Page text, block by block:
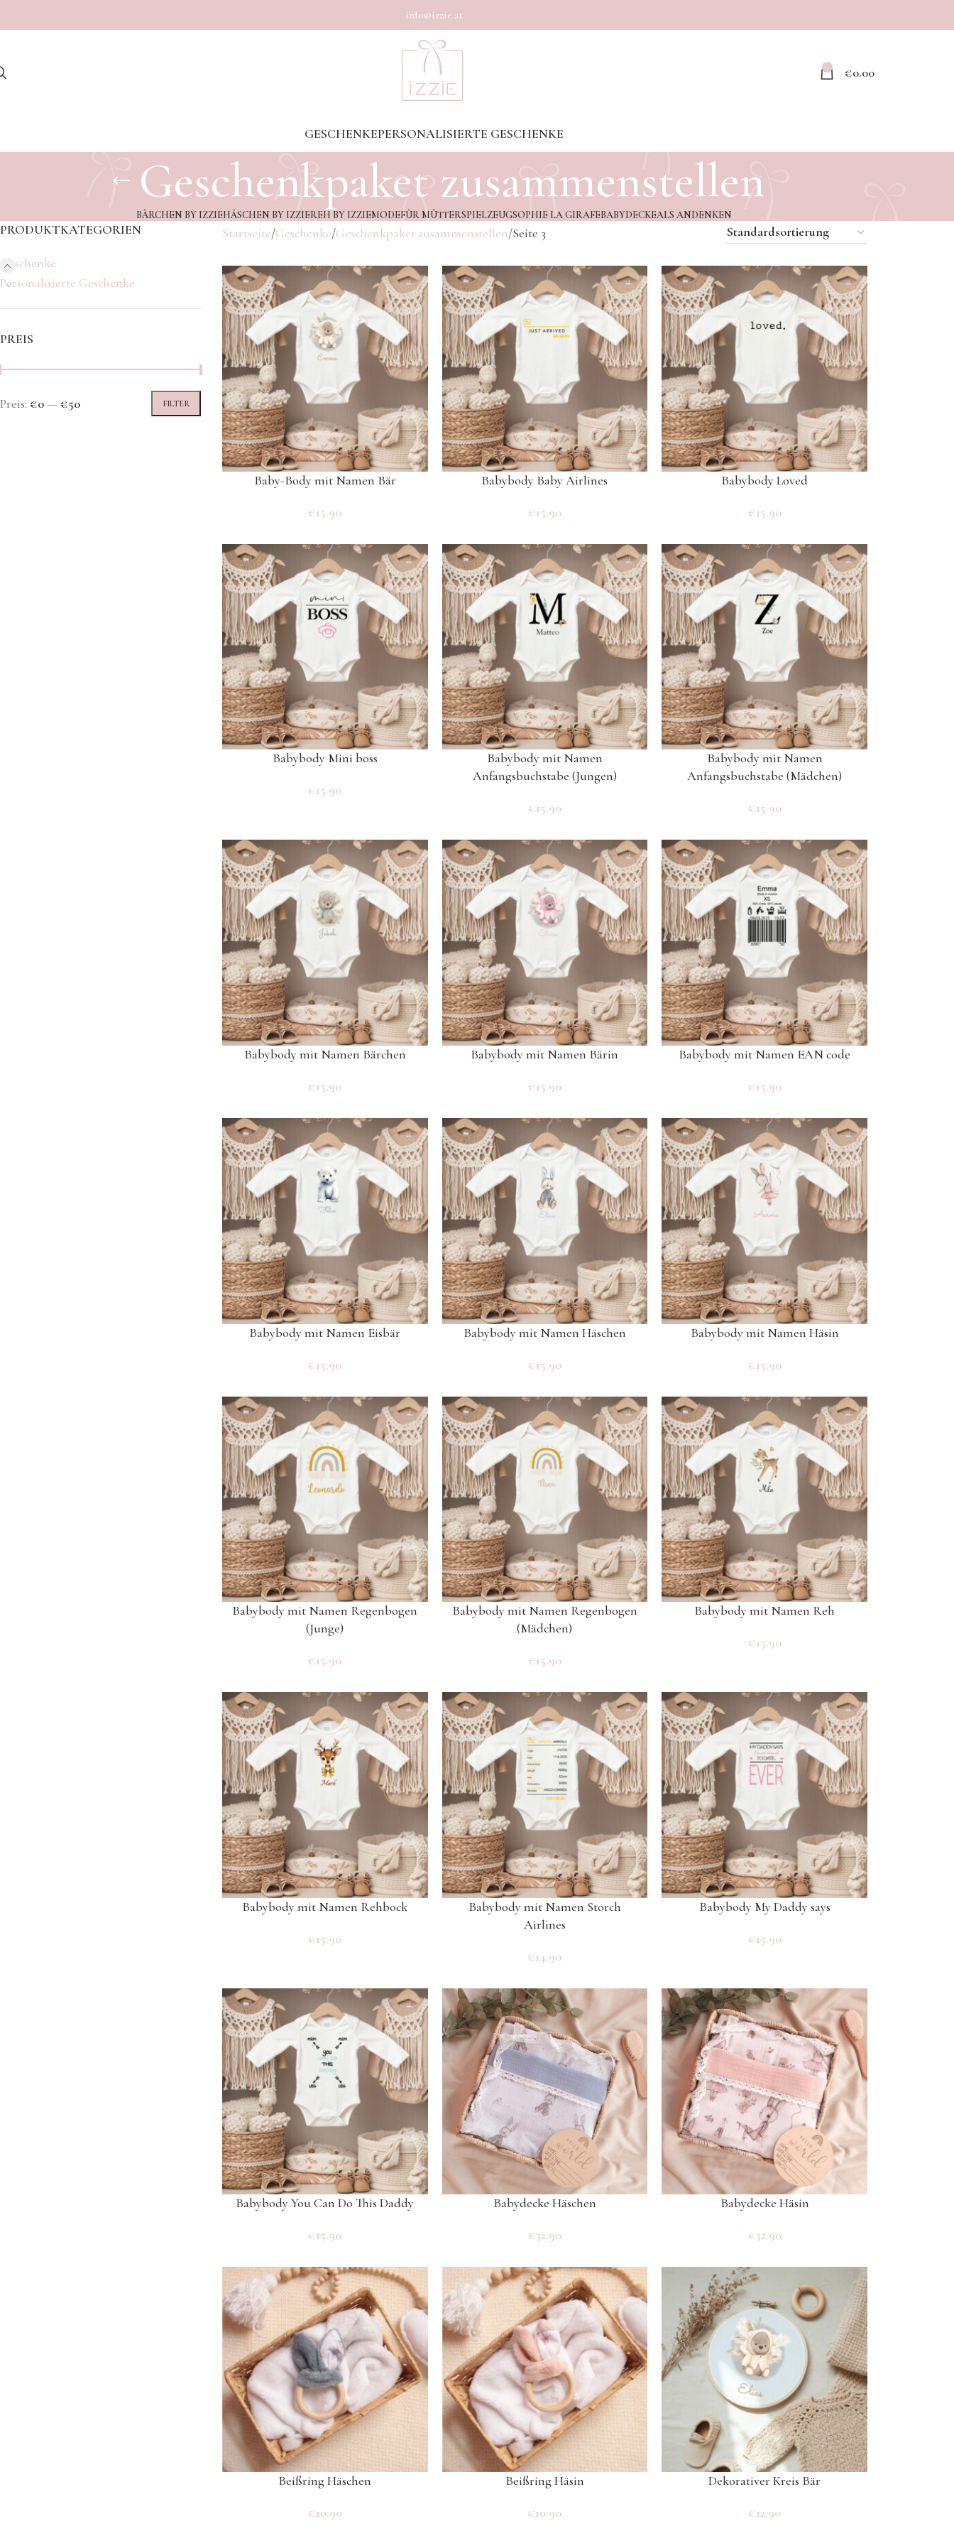
info@izzie.at
0 €0.00
GESCHENKEPERSONALISIERTE GESCHENKE
Geschenkpaket zusammenstellen
BÄRCHEN BY IZZIEHÄSCHEN BY IZZIEREH BY IZZIEMODEFÜR MÜTTERSPIELZEUGSOPHIE LA GIRAFEBABYDECKEALS ANDENKEN
PRODUKTKATEGORIEN
Geschenke
Personalisierte Geschenke
PREIS
FILTER
Preis: €0—€50
Startseite Geschenke Geschenkpaket zusammenstellen Seite 3
Baby-Body mit Namen Bär
€15.90
Babybody Baby Airlines
€15.90
Babybody Loved
€15.90
Babybody Mini boss
€15.90
Babybody mit Namen
Anfangsbuchstabe (Jungen)
€15.90
Babybody mit Namen
Anfangsbuchstabe (Mädchen)
€15.90
Babybody mit Namen Bärchen
€15.90
Babybody mit Namen Bärin
€15.90
Babybody mit Namen EAN code
€15.90
Babybody mit Namen Eisbär
€15.90
Babybody mit Namen Häschen
€15.90
Babybody mit Namen Häsin
€15.90
Babybody mit Namen Regenbogen
(Junge)
€15.90
Babybody mit Namen Regenbogen
(Mädchen)
€15.90
Babybody mit Namen Reh
€15.90
Babybody mit Namen Rehbock
€15.90
Babybody mit Namen Storch
Airlines
€14.90
Babybody My Daddy says
€15.90
Babybody You Can Do This Daddy
€15.90
Babydecke Häschen
€32.90
Babydecke Häsin
€32.90
Beißring Häschen
€10.90
Beißring Häsin
€10.90
Dekorativer Kreis Bär
€12.90